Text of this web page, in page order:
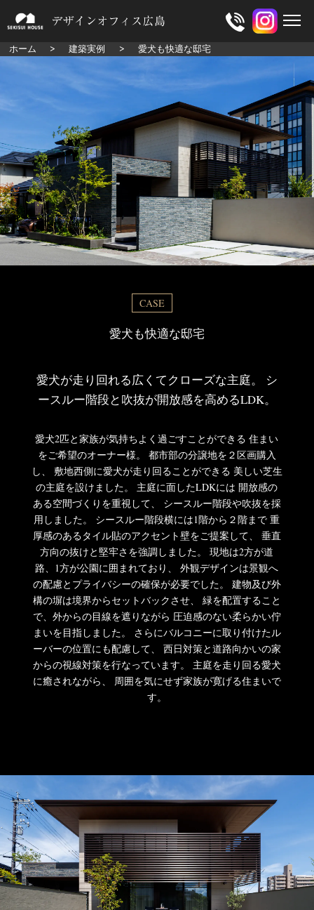
ホーム 建築実例 愛犬も快適な邸宅
CASE
愛犬も快適な邸宅
愛犬が走り回れる広くてクローズな主庭。
シ
ースルー階段と吹抜が開放感を高めるLDK。
愛犬2匹と家族が気持ちよく過ごすことができる 住まい
をご希望のオーナー様。
都市部の分譲地を２区画購入
し、
敷地西側に愛犬が走り回ることができる 美しい芝生
の主庭を設けました。
主庭に面したLDKには 開放感の
ある空間づくりを重視して、
シースルー階段や吹抜を採
用しました。
シースルー階段横には1階から２階まで 重
厚感のあるタイル貼のアクセント壁をご提案して、
垂直
方向の抜けと堅牢さを強調しました。
現地は2方が道
路、1方が公園に囲まれており、
外観デザインは景観へ
の配慮とプライバシーの確保が必要でした。
建物及び外
構の塀は境界からセットバックさせ、
緑を配置すること
で、外からの目線を遮りながら 圧迫感のない柔らかい佇
まいを目指しました。
さらにバルコニーに取り付けたル
ーバーの位置にも配慮して、
西日対策と道路向かいの家
からの視線対策を行なっています。
主庭を走り回る愛犬
に癒されながら、
周囲を気にせず家族が寛げる住まいで
す。